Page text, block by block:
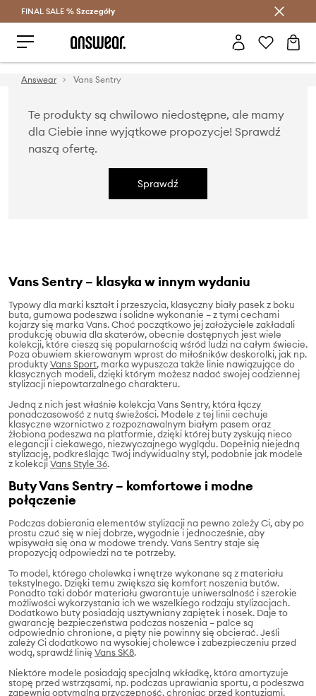
Oszczędzaj z Answear Club >
FINAL SALE % Szczegóły
Answear Vans Sentry
Te produkty są chwilowo niedostępne, ale mamy
dla Ciebie inne wyjątkowe propozycje! Sprawdź
naszą ofertę.
Sprawdź
Vans Sentry – klasyka w innym wydaniu
Typowy dla marki kształt i przeszycia, klasyczny biały pasek z boku
buta, gumowa podeszwa i solidne wykonanie – z tymi cechami
kojarzy się marka Vans. Choć początkowo jej założyciele zakładali
produkcję obuwia dla skaterów, obecnie dostępnych jest wiele
kolekcji, które cieszą się popularnością wśród ludzi na całym świecie.
Poza obuwiem skierowanym wprost do miłośników deskorolki, jak np.
produktyVans Sport, marka wypuszcza także linie nawiązujące do
klasycznych modeli, dzięki którym możesz nadać swojej codziennej
stylizacji niepowtarzalnego charakteru.
Jedną z nich jest właśnie kolekcja Vans Sentry, która łączy
ponadczasowość z nutą świeżości. Modele z tej linii cechuje
klasyczne wzornictwo z rozpoznawalnym białym pasem oraz
żłobiona podeszwa na platformie, dzięki której buty zyskują nieco
elegancji i ciekawego, niezwyczajnego wyglądu. Dopełnią niejedną
stylizację, podkreślając Twój indywidualny styl, podobnie jak modele
z kolekcjiVans Style 36.
Buty Vans Sentry – komfortowe i modne
połączenie
Podczas dobierania elementów stylizacji na pewno zależy Ci, aby po
prostu czuć się w niej dobrze, wygodnie i jednocześnie, aby
wpisywała się ona w modowe trendy. Vans Sentry staje się
propozycją odpowiedzi na te potrzeby.
To model, którego cholewka i wnętrze wykonane są z materiału
tekstylnego. Dzięki temu zwiększa się komfort noszenia butów.
Ponadto taki dobór materiału gwarantuje uniwersalność i szerokie
możliwości wykorzystania ich we wszelkiego rodzaju stylizacjach.
Dodatkowo buty posiadają usztywniany zapiętek i nosek. Daje to
gwarancję bezpieczeństwa podczas noszenia – palce są
odpowiednio chronione, a pięty nie powinny się obcierać. Jeśli
zależy Ci dodatkowo na wysokiej cholewce i zabezpieczeniu przed
wodą, sprawdź linię Vans SK8.
Niektóre modele posiadają specjalną wkładkę, która amortyzuje
stopę przed wstrząsami, np. podczas uprawiania sportu, a podeszwa
zapewnia optymalną przyczepność, chroniąc przed kontuzjami.